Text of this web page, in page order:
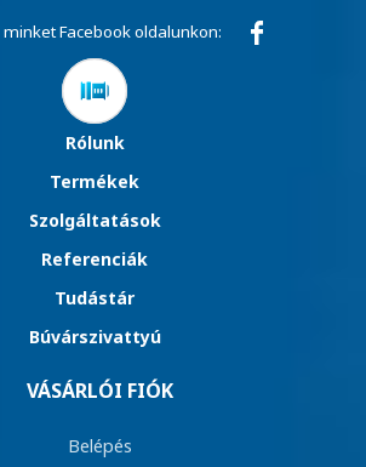
Facebook oldalunkon:
Rólunk
Termékek
Szolgáltatások
Referenciák
Tudástár
Búvárszivattyú
VÁSÁRLÓI FIÓK
Belépés